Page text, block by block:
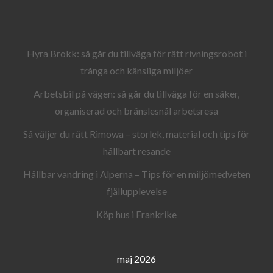
Hyra Brokk: så går du tillväga för rätt rivningsrobot i
trånga och känsliga miljöer
Arbetsbil på vägen: så går du tillväga för en säker,
organiserad och bränslesnål arbetsresa
Så väljer du rätt Rimowa – storlek, material och tips för
hållbart resande
Hållbar vandring i Alperna – Tips för en miljömedveten
fjällupplevelse
Köp hus i Frankrike
maj 2026